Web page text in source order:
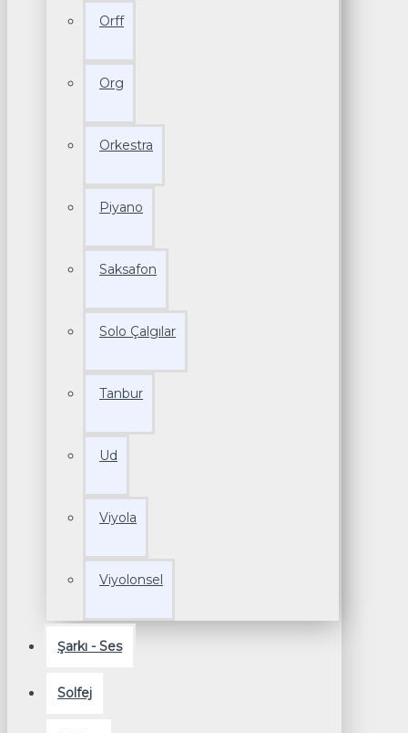
Orff
Org
Orkestra
Piyano
Saksafon
Solo Çalgılar
Tanbur
Ud
Viyola
Viyolonsel
Şarkı - Ses
Solfej